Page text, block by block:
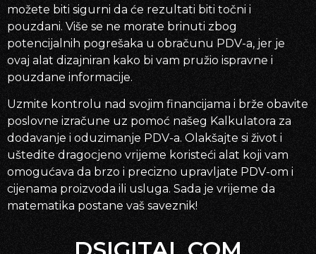
možete biti sigurni da će rezultati biti točni i
pouzdani. Više se ne morate brinuti zbog
potencijalnih pogrešaka u obračunu PDV-a, jer je
ovaj alat dizajniran kako bi vam pružio ispravne i
pouzdane informacije.
Uzmite kontrolu nad svojim financijama i brže obavite
poslovne izračune uz pomoć našeg Kalkulatora za
dodavanje i oduzimanje PDV-a. Olakšajte si život i
uštedite dragocjeno vrijeme koristeći alat koji vam
omogućava da brzo i precizno upravljate PDV-om i
cijenama proizvoda ili usluga. Sada je vrijeme da
matematika postane vaš saveznik!